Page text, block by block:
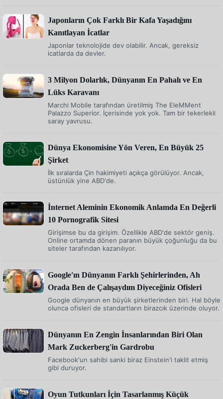
Japonların Çok Farklı Bir Kafa Yaşadığını
Kanıtlayan İcatlar
Japonlar teknolojide dev olabilir. Ancak, gereksiz
icatlarda da devler.
3 Milyon Dolarlık, Dünyanın En Pahalı ve En
Lüks Karavanı
Marchi Mobile tarafından üretilmiş The EleMMent
Palazzo Superior. İçerisinde yok yok. Tam bir tekerlekli
saray yavrusu.
Dünya Ekonomisine Yön Veren, En Büyük 25
Şirket
İlk sıralarda Çin hakimiyeti açıkça görülüyor. Ancak,
üstünlük yine ABD'de.
İnternet Aleminin Ekonomik Anlamda En Değerli
10 Pornografik Sitesi
Girişimse bu da girişim. Özellikle ABD'de sektör geniş.
Online ortamda dönen paranın büyük çoğunluğu da bu
siteler tarafından kazanılıyor.
Google'ın Dünyanın Farklı Şehirlerinden, Ah
Orada Ben de Çalışaydım Diyeceğiniz Ofisleri
Google dünyanın en büyük şirketlerinden biri. Hal böyle
olunca ofisleri de standartların birazcık üzerinde oluyor.
Dünyanın En Zengin İnsanlarından Biri Olan
Mark Zuckerberg'in Gardrobu
Facebook'un sahibi sanki biraz Einstein'i taklit etmiş
gibi duruyor.
Oyun Tutkunları İçin Tasarlanmış Küçük